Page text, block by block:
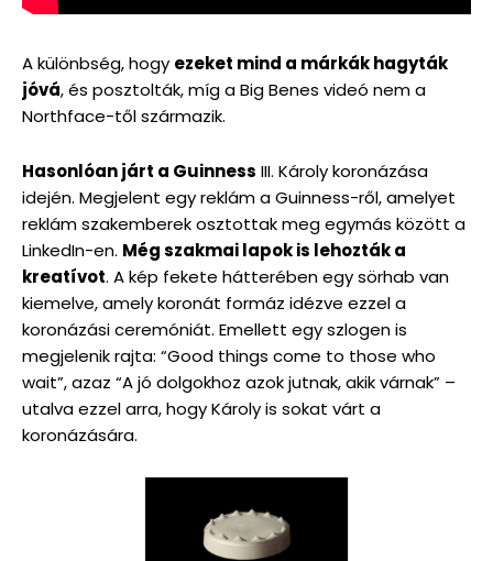
A különbség, hogy ezeket mind a márkák hagyták
jóvá, és posztolták, míg a Big Benes videó nem a
Northface-től származik.
Hasonlóan járt a Guinness III. Károly koronázása
idején. Megjelent egy reklám a Guinness-ről, amelyet
reklám szakemberek osztottak meg egymás között a
LinkedIn-en. Még szakmai lapok is lehozták a
kreatívot. A kép fekete hátterében egy sörhab van
kiemelve, amely koronát formáz idézve ezzel a
koronázási ceremóniát. Emellett egy szlogen is
megjelenik rajta: “Good things come to those who
wait”, azaz “A jó dolgokhoz azok jutnak, akik várnak” –
utalva ezzel arra, hogy Károly is sokat várt a
koronázására.